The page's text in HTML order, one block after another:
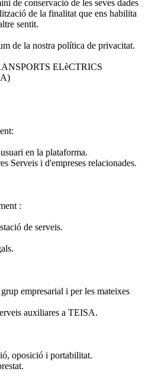
de conservació de les seves dades
de la finalitat que ens habilita
sentit.
de la nostra política de privacitat.
ELèCTRICS
en la plataforma.
Serveis i d'empreses relacionades.
:
de serveis.
empresarial i per les mateixes
auxiliares a TEISA.
oposició i portabilitat.